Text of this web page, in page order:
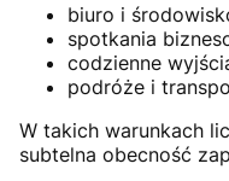
biuro i
spotkania
codzienne
podróże i
W takich warunkach
subtelna obecność